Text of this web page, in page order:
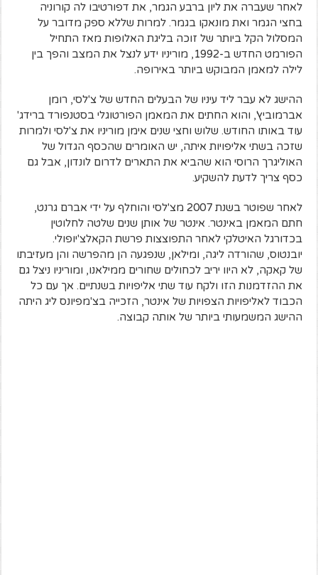
לאחר שעברה את ליון ברבע הגמר, את דפורטיבו לה קורוניה
בחצי הגמר ואת מונאקו בגמר. למרות שללא ספק מדובר על
המסלול הקל ביותר של זוכה בליגת האלופות מאז התחיל
הפורמט החדש ב-1992, מוריניו ידע לנצל את המצב והפך בין
לילה למאמן המבוקש ביותר באירופה.
ההישג לא עבר ליד עיניו של הבעלים החדש של צ'לסי, רומן
אברמוביץ', והוא החתים את המאמן הפורטוגלי בסטנפורד ברידג'
עוד באותו החודש. שלוש וחצי שנים אימן מוריניו את צ'לסי ולמרות
שזכה בשתי אליפויות איתה, יש האומרים שהכסף הגדול של
האוליגרך הרוסי הוא שהביא את התארים לדרום לונדון, אבל גם
כסף צריך לדעת להשקיע.
לאחר שפוטר בשנת 2007 מצ'לסי והוחלף על ידי אברם גרנט,
חתם המאמן באינטר. אינטר של אותן שנים שלטה לחלוטין
בכדורגל האיטלקי לאחר התפוצצות פרשת הקאלצ'יופולי.
יובנטוס, שהורדה ליגה, ומילאן, שנפגעה הן מהפרשה והן מעזיבתו
של קאקה, לא היוו יריב לכחולים שחורים ממילאנו, ומוריניו ניצל גם
את ההזדמנות הזו ולקח עוד שתי אליפויות בשנתיים. אך עם כל
הכבוד לאליפויות הצפויות של אינטר, הזכייה בצ'מפיונס ליג היתה
ההישג המשמעותי ביותר של אותה קבוצה.